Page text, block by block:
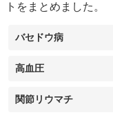
トをまとめました。
バセドウ病
高血圧
関節リウマチ